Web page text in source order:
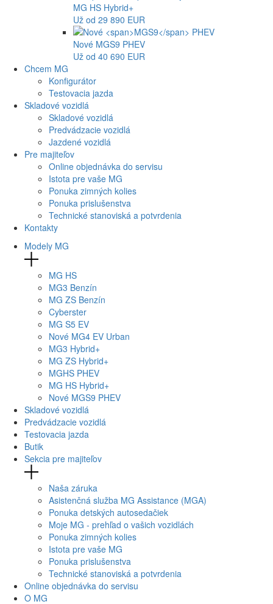
MG HS Hybrid+
Už od 29 890 EUR
Nové MGS9 PHEV
Už od 40 690 EUR
Chcem MG
Konfigurátor
Testovacia jazda
Skladové vozidlá
Skladové vozidlá
Predvádzacie vozidlá
Jazdené vozidlá
Pre majiteľov
Online objednávka do servisu
Istota pre vaše MG
Ponuka zimných kolies
Ponuka prislušenstva
Technické stanoviská a potvrdenia
Kontakty
Modely MG
MG HS
MG3 Benzín
MG ZS Benzín
Cyberster
MG S5 EV
Nové MG4 EV Urban
MG3 Hybrid+
MG ZS Hybrid+
MGHS PHEV
MG HS Hybrid+
Nové MGS9 PHEV
Skladové vozidlá
Predvádzacie vozidlá
Testovacia jazda
Butik
Sekcia pre majiteľov
Naša záruka
Asistenčná služba MG Assistance (MGA)
Ponuka detských autosedačiek
Moje MG - prehľad o vašich vozidlách
Ponuka zimných kolies
Istota pre vaše MG
Ponuka prislušenstva
Technické stanoviská a potvrdenia
Online objednávka do servisu
O MG